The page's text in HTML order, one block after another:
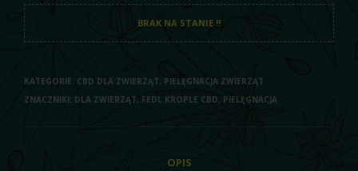
BRAK NA STANIE !!
KATEGORIE: CBD DLA ZWIERZĄT, PIELĘGNACJA ZWIERZĄT
ZNACZNIKI: DLA ZWIERZĄT, FEDI, KROPLE CBD, PIELĘGNACJA
OPIS